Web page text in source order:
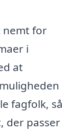
nemt for
i
at
fagfolk, så
der passer